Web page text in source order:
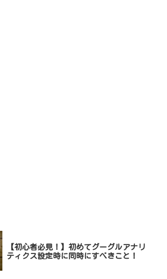
【初心者必見！】初めてグーグルアナリ
ティクス設定時に同時にすべきこと！